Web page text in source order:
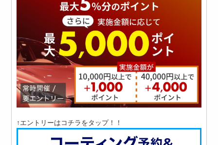
↑エントリーはコチラをタップ！！